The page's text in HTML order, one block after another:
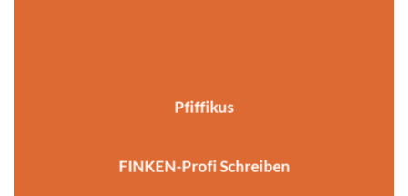
Pfiffikus
FINKEN-Profi Schreiben